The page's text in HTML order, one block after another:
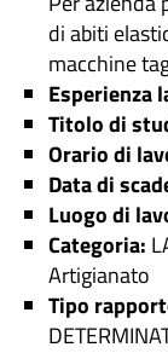
di abiti
macchine
Esperienza
Titolo di
Orario di
Data di
Luogo di
Categoria:
Artigianato
Tipo